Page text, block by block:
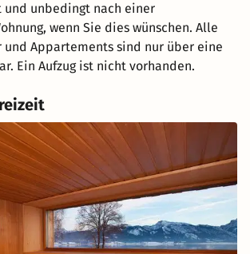
und unbedingt nach einer
wenn Sie dies wünschen. Alle
und Appartements sind nur über eine
Ein Aufzug ist nicht vorhanden.